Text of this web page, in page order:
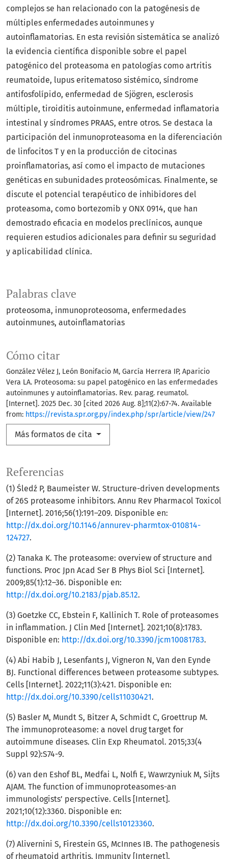
Palabras clave
proteosoma inmunoproteosoma enfermedades
autoinmunes autoinflamatorias
Cómo citar
González Vélez J, León Bonifacio M, García Herrera IP, Aparicio
Vera LA. Proteosoma: su papel patogénico en las enfermedades
autoinmunes y autoinflamatorias. Rev. parag. reumatol.
[Internet]. 2025 Dec. 30 [cited 2026 Aug. 8];11(2):67-74. Available
from: https://revista.spr.org.py/index.php/spr/article/view/247
Más formatos de cita
complejos se han relacionado con la patogénesis de
múltiples enfermedades autoinmunes y
autoinflamatorias. En esta revisión sistemática se analizó
la evidencia científica disponible sobre el papel
patogénico del proteasoma en patologías como artritis
reumatoide, lupus eritematoso sistémico, síndrome
antifosfolípido, enfermedad de Sjögren, esclerosis
múltiple, tiroiditis autoinmune, enfermedad inflamatoria
intestinal y síndromes PRAAS, entre otros. Se destaca la
participación del inmunoproteasoma en la diferenciación
de linfocitos T y en la producción de citocinas
proinflamatorias, así como el impacto de mutaciones
genéticas en subunidades proteosómicas. Finalmente, se
discute el potencial terapéutico de inhibidores del
proteasoma, como bortezomib y ONX 0914, que han
demostrado eficacia en modelos preclínicos, aunque
requieren estudios adicionales para definir su seguridad
y aplicabilidad clínica.
Referencias
(1) Śledź P, Baumeister W. Structure-driven developments
of 26S proteasome inhibitors. Annu Rev Pharmacol Toxicol
[Internet]. 2016;56(1):191–209. Disponible en:
http://dx.doi.org/10.1146/annurev-pharmtox-010814-
124727.
(2) Tanaka K. The proteasome: overview of structure and
functions. Proc Jpn Acad Ser B Phys Biol Sci [Internet].
2009;85(1):12–36. Disponible en:
http://dx.doi.org/10.2183/pjab.85.12.
(3) Goetzke CC, Ebstein F, Kallinich T. Role of proteasomes
in inflammation. J Clin Med [Internet]. 2021;10(8):1783.
Disponible en: http://dx.doi.org/10.3390/jcm10081783.
(4) Abi Habib J, Lesenfants J, Vigneron N, Van den Eynde
BJ. Functional differences between proteasome subtypes.
Cells [Internet]. 2022;11(3):421. Disponible en:
http://dx.doi.org/10.3390/cells11030421.
(5) Basler M, Mundt S, Bitzer A, Schmidt C, Groettrup M.
The immunoproteasome: a novel drug target for
autoimmune diseases. Clin Exp Rheumatol. 2015;33(4
Suppl 92):S74-9.
(6) van den Eshof BL, Medfai L, Nolfi E, Wawrzyniuk M, Sijts
AJAM. The function of immunoproteasomes-an
immunologists’ perspective. Cells [Internet].
2021;10(12):3360. Disponible en:
http://dx.doi.org/10.3390/cells10123360.
(7) Alivernini S, Firestein GS, McInnes IB. The pathogenesis
of rheumatoid arthritis. Immunity [Internet].